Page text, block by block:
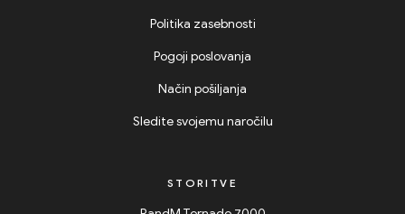
Politika zasebnosti
Pogoji poslovanja
Način pošiljanja
Sledite svojemu naročilu
STORITVE